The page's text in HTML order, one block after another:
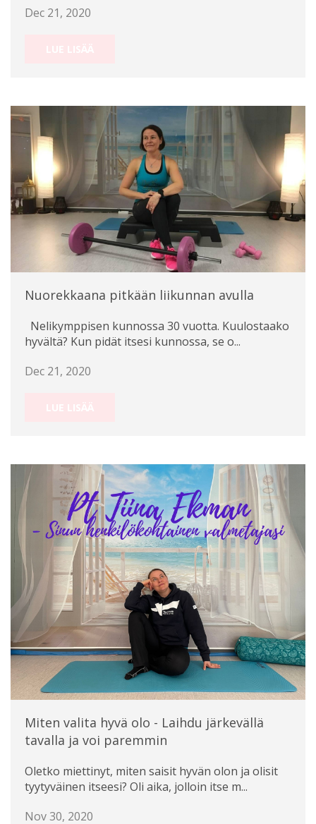
Dec 21, 2020
Nuorekkaana pitkään liikunnan avulla
Nelikymppisen kunnossa 30 vuotta. Kuulostaako
hyvältä? Kun pidät itsesi kunnossa, se o...
Dec 21, 2020
Miten valita hyvä olo - Laihdu järkevällä
tavalla ja voi paremmin
Oletko miettinyt, miten saisit hyvän olon ja olisit
tyytyväinen itseesi? Oli aika, jolloin itse m...
Nov 30, 2020